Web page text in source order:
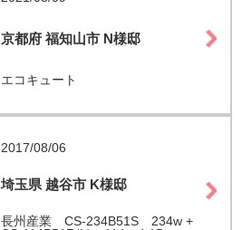
京都府 福知山市 N様邸
エコキュート
2017/08/06
埼玉県 越谷市 K様邸
長州産業 CS-234B51S 234w +